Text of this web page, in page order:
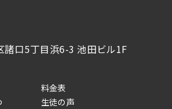
諸口5丁目浜6-3 池田ビル1F
料金表
生徒の声